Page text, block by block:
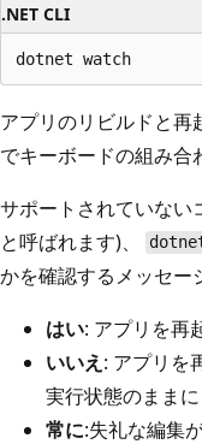
.NET CLI
アプリのリビルドと再
でキーボードの組み合
サポートされていない
と呼ばれます)、
かを確認するメッセー
はい: アプリを再
いいえ : アプリを
実行状態のままに
常に:失礼な編集